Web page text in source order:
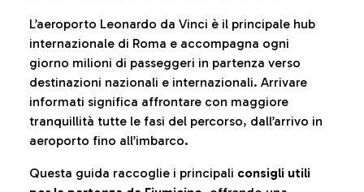
L’aeroporto Leonardo da Vinci è il principale hub
internazionale di Roma e accompagna ogni
giorno milioni di passeggeri in partenza verso
destinazioni nazionali e internazionali. Arrivare
informati significa affrontare con maggiore
tranquillità tutte le fasi del percorso, dall’arrivo in
aeroporto fino all’imbarco.
Questa guida raccoglie i principali consigli utili